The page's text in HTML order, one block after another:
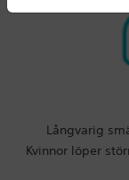
Långvarig
Kvinnor löper